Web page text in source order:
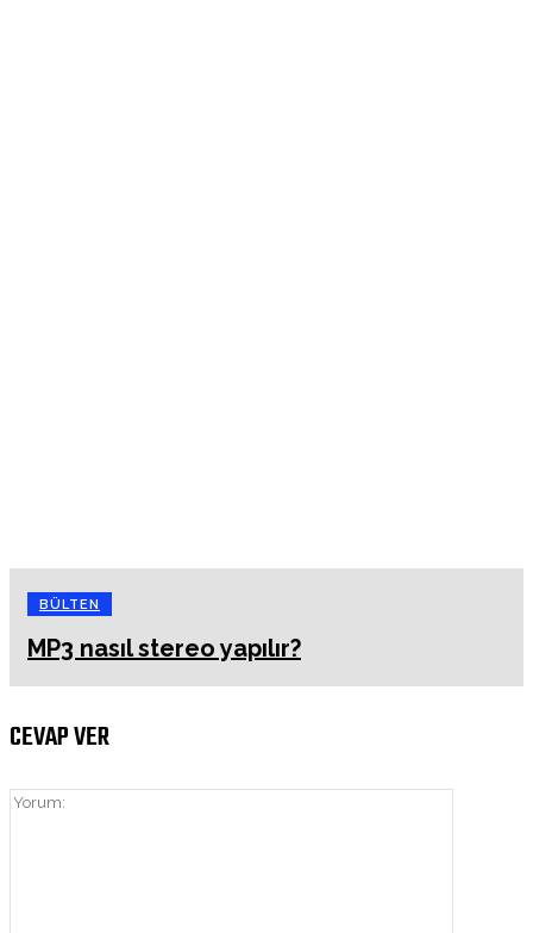
BÜLTEN
MP3 nasıl stereo yapılır?
CEVAP VER